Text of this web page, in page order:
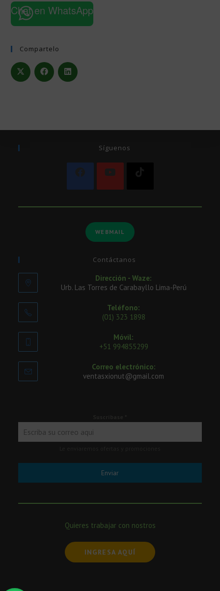
Chat en WhatsApp
Compartelo
Síguenos
WEBMAIL
Contáctanos
Dirección - Waze:
Urb. Las Torres de Carabayllo Lima-Perú
Teléfono:
(01) 323 1898
Móvil:
+51 994855299
Correo electrónico:
ventasxionut@gmail.com
Enviar
Quieres trabajar con nostros
INGRESA AQUÍ